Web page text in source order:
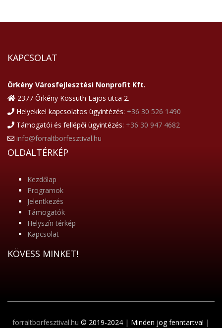
KAPCSOLAT
Örkény Városfejlesztési Nonprofit Kft.
2377 Örkény Kossuth Lajos utca 2.
Helyekkel kapcsolatos ügyintézés: +36 30 526 1490
Támogatói és fellépői ügyintézés: +36 30 947 4682
info@forraltborfesztival.hu
OLDALTÉRKÉP
Kezdőlap
Programok
Jelentkezés
Támogatók
Helyszín térkép
Kapcsolat
KÖVESS MINKET!
forraltborfesztival.hu © 2019-2024 | Minden jog fenntartva! |